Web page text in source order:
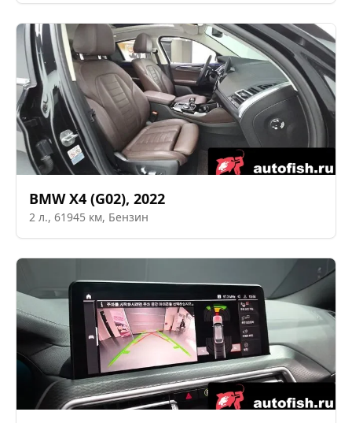
BMW X4 (G02), 2022
2 л., 61945 км, Бензин